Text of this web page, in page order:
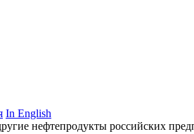
In English
нефтепродукты российских